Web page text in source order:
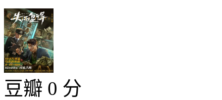
豆瓣 0 分